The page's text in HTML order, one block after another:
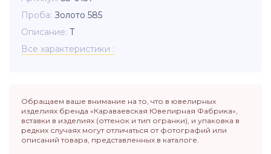
Проба Золото 585
Описание Т
Все характеристики
Обращаем ваше внимание на то, что в ювелирных
изделиях бренда «Караваевская Ювелирная Фабрика»,
вставки в изделиях (оттенок и тип огранки), и упаковка в
редких случаях могут отличаться от фотографий или
описаний товара, представленных в каталоге.